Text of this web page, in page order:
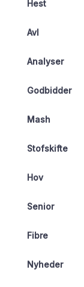
Hest
Avl
Analyser
Godbidder
Mash
Stofskifte
Hov
Senior
Fibre
Nyheder